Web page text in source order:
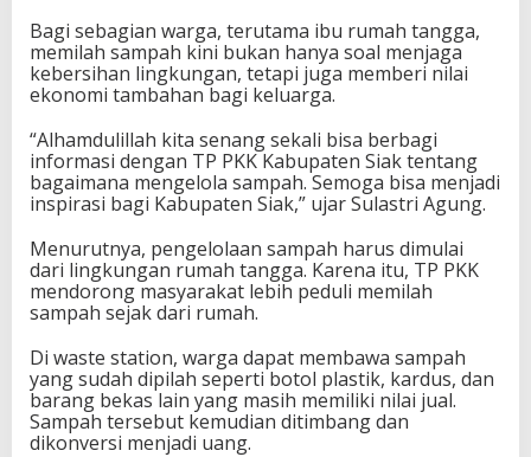
Bagi sebagian warga, terutama ibu rumah tangga,
memilah sampah kini bukan hanya soal menjaga
kebersihan lingkungan, tetapi juga memberi nilai
ekonomi tambahan bagi keluarga.
“Alhamdulillah kita senang sekali bisa berbagi
informasi dengan TP PKK Kabupaten Siak tentang
bagaimana mengelola sampah. Semoga bisa menjadi
inspirasi bagi Kabupaten Siak,” ujar Sulastri Agung.
Menurutnya, pengelolaan sampah harus dimulai
dari lingkungan rumah tangga. Karena itu, TP PKK
mendorong masyarakat lebih peduli memilah
sampah sejak dari rumah.
Di waste station, warga dapat membawa sampah
yang sudah dipilah seperti botol plastik, kardus, dan
barang bekas lain yang masih memiliki nilai jual.
Sampah tersebut kemudian ditimbang dan
dikonversi menjadi uang.